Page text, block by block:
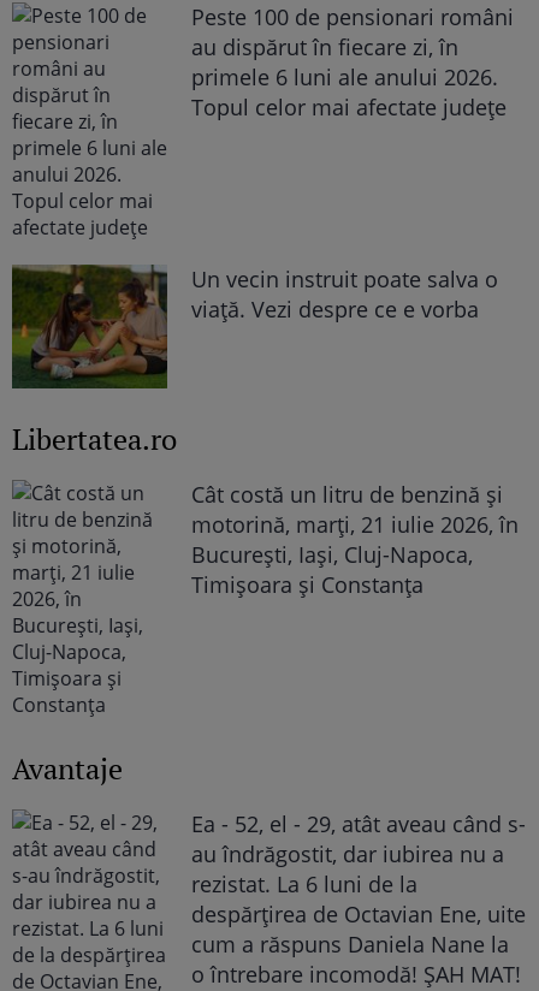
Peste 100 de pensionari români
au dispărut în fiecare zi, în
primele 6 luni ale anului 2026.
Topul celor mai afectate județe
Un vecin instruit poate salva o
viață. Vezi despre ce e vorba
Libertatea.ro
Cât costă un litru de benzină și
motorină, marți, 21 iulie 2026, în
București, Iași, Cluj-Napoca,
Timișoara și Constanța
Avantaje
Ea - 52, el - 29, atât aveau când s-
au îndrăgostit, dar iubirea nu a
rezistat. La 6 luni de la
despărțirea de Octavian Ene, uite
cum a răspuns Daniela Nane la
o întrebare incomodă! ȘAH MAT!